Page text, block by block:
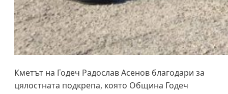
Кметът на Годеч Радослав Асенов благодари за
цялостната подкрепа, която Община Годеч